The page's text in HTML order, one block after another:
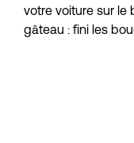
votre voiture sur le
gâteau : fini les